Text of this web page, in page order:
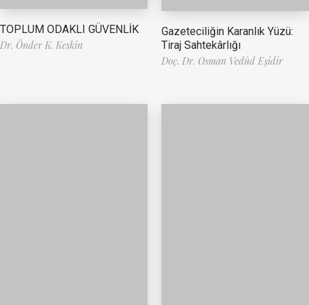
TOPLUM ODAKLI GÜVENLİK
Dr. Önder K. Keskin
Gazeteciliğin Karanlık Yüzü:
Tiraj Sahtekârlığı
Doç. Dr. Osman Vedûd Eşidir